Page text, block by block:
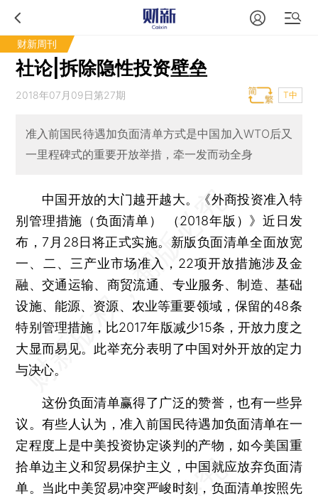
财新周刊
社论|拆除隐性投资壁垒
2018年07月09日第27期 T中
准入前国民待遇加负面清单方式是中国加入WTO后又
一里程碑式的重要开放举措，牵一发而动全身
中国开放的大门越开越大。《外商投资准入特
别管理措施（负面清单） （2018年版）》近日发
布，7月28日将正式实施。新版负面清单全面放宽
一、二、三产业市场准入，22项开放措施涉及金
融、交通运输、商贸流通、专业服务、制造、基础
设施、能源、资源、农业等重要领域，保留的48条
特别管理措施，比2017年版减少15条，开放力度之
大显而易见。此举充分表明了中国对外开放的定力
与决心。
这份负面清单赢得了广泛的赞誉，也有一些异
议。有些人认为，准入前国民待遇加负面清单在一
定程度上是中美投资协定谈判的产物，如今美国重
拾单边主义和贸易保护主义，中国就应放弃负面清
单。当此中美贸易冲突严峻时刻，负面清单按照先